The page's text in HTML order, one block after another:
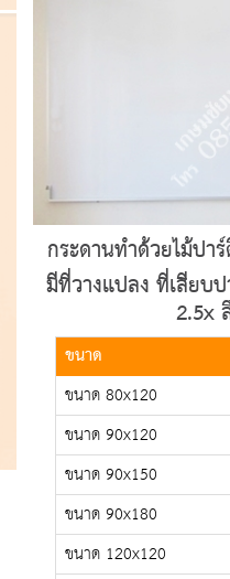
กระดานทำด้วยไม้ปา
มีที่วางแปลง ที่เสียบ
2.5x
ขนาด
ขนาด 80x120
ขนาด 90x120
ขนาด 90x150
ขนาด 90x180
ขนาด 120x120